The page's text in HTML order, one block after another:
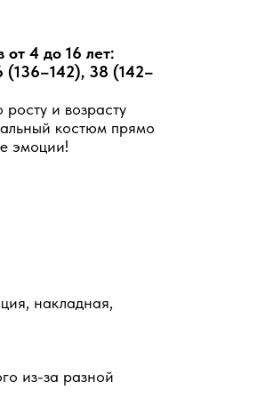
от 4 до 16 лет:
(136–142), 38 (142–
и возрасту
костюм прямо
эмоции!
накладная,
из-за разной